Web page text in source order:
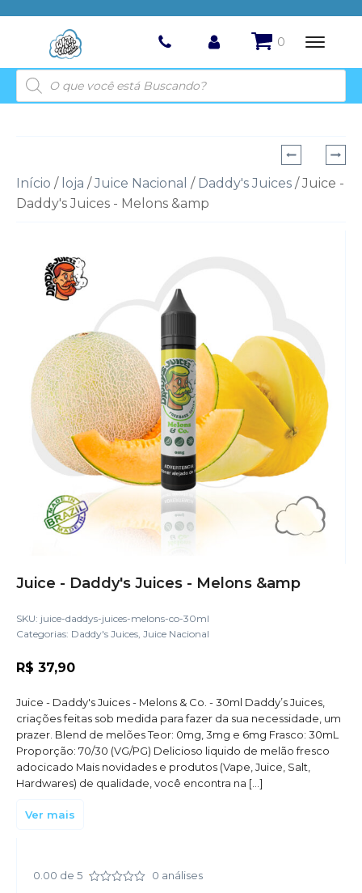
Pesquisar
produtos
Início / loja /Juice Nacional / Daddy's Juices / Juice -
Daddy's Juices - Melons &amp
Juice - Daddy's Juices - Melons &amp
SKU: juice-daddys-juices-melons-co-30ml
Categorias: Daddy's Juices, Juice Nacional
R$ 37,90
Juice - Daddy's Juices - Melons & Co. - 30ml Daddy’s Juices,
criações feitas sob medida para fazer da sua necessidade, um
prazer. Blend de melões Teor: 0mg, 3mg e 6mg Frasco: 30mL
Proporção: 70/30 (VG/PG) Delicioso liquido de melão fresco
adocicado Mais novidades e produtos (Vape, Juice, Salt,
Hardwares) de qualidade, você encontra na […]
Ver mais
0.00 de 5 0 análises